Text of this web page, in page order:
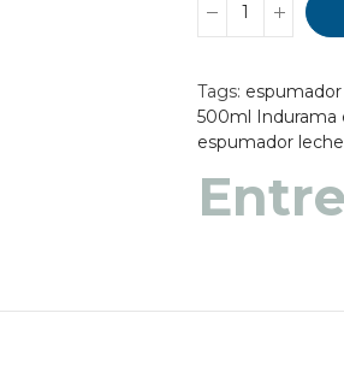
Tags:
500ml Indurama
espumador